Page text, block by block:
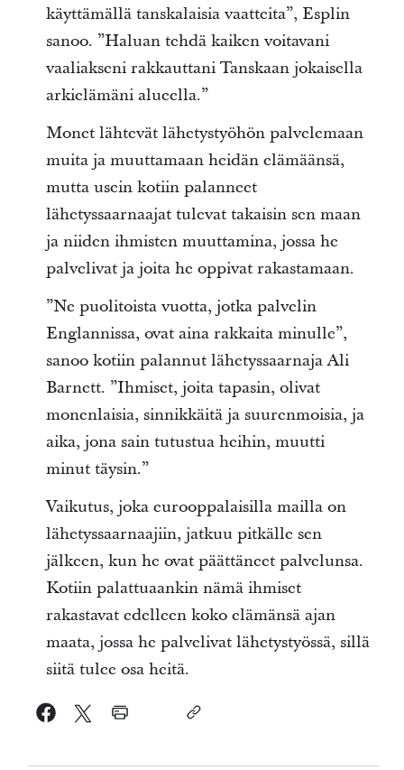
käyttämällä tanskalaisia vaatteita”, Esplin
sanoo. ”Haluan tehdä kaiken voitavani
vaaliakseni rakkauttani Tanskaan jokaisella
arkielämäni alueella.”
Monet lähtevät lähetystyöhön palvelemaan
muita ja muuttamaan heidän elämäänsä,
mutta usein kotiin palanneet
lähetyssaarnaajat tulevat takaisin sen maan
ja niiden ihmisten muuttamina, jossa he
palvelivat ja joita he oppivat rakastamaan.
”Ne puolitoista vuotta, jotka palvelin
Englannissa, ovat aina rakkaita minulle”,
sanoo kotiin palannut lähetyssaarnaja Ali
Barnett. ”Ihmiset, joita tapasin, olivat
monenlaisia, sinnikkäitä ja suurenmoisia, ja
aika, jona sain tutustua heihin, muutti
minut täysin.”
Vaikutus, joka eurooppalaisilla mailla on
lähetyssaarnaajiin, jatkuu pitkälle sen
jälkeen, kun he ovat päättäneet palvelunsa.
Kotiin palattuaankin nämä ihmiset
rakastavat edelleen koko elämänsä ajan
maata, jossa he palvelivat lähetystyössä, sillä
siitä tulee osa heitä.